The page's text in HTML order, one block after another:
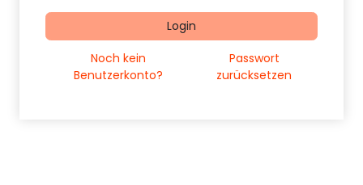
Login
Noch kein
Benutzerkonto?
Passwort
zurücksetzen